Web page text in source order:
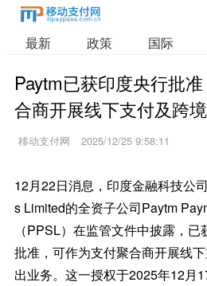
最新 政策 国际
Paytm已获印度央行批
合商开展线下支付及跨
移动支付网 2025/12/25 9:58:11
12月22日消息，印度金融科技公
s Limited的全资子公司Paytm
（PPSL）在监管文件中披露，已
批准，可作为支付聚合商开展线
出业务。这一授权于2025年12月